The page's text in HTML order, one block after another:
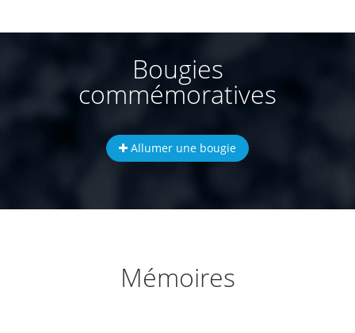
Bougies
commémoratives
Allumer une bougie
Mémoires